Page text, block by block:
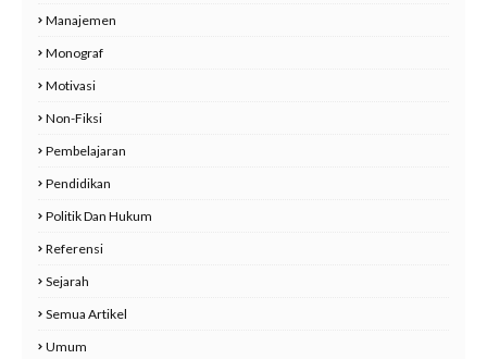
Manajemen
Monograf
Motivasi
Non-Fiksi
Pembelajaran
Pendidikan
Politik Dan Hukum
Referensi
Sejarah
Semua Artikel
Umum